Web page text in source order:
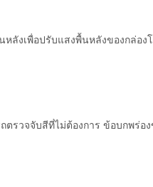
เพื่อปรับแสงพื้นหลังของกล่อง
รวจจับสีที่ไม่ต้องการ ข้อบกพร่